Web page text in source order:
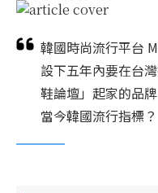
韓國時尚流行平台
設下五年內要在台
鞋論壇」起家的品
當今韓國流行指標？